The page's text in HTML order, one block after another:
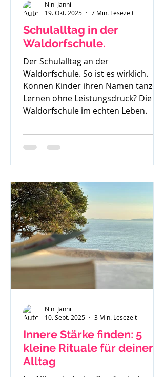
Schulalltag in der
Waldorfschule.
Der Schulalltag an der
Waldorfschule. So ist es wirklich.
Können Kinder ihren Namen tanzen?
Lernen ohne Leistungsdruck? Die
Waldorfschule im echten Leben.
Nini Janni
19. Okt. 2025
7 Min. Lesezeit
Innere Stärke finden: 5
kleine Rituale für deinen
Alltag
Nini Janni
10. Sept. 2025
3 Min. Lesezeit